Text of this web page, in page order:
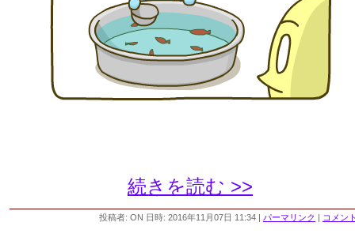
続きを読む >>
投稿者: ON 日時: 2016年11月07日 11:34 | パーマリンク | コメン